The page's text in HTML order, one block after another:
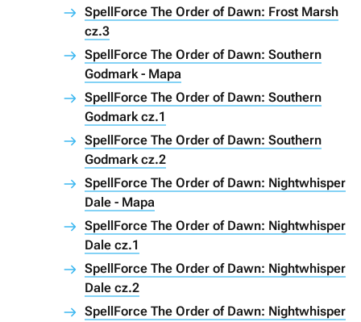
SpellForce The Order of Dawn: Frost Marsh
cz.3
SpellForce The Order of Dawn: Southern
Godmark - Mapa
SpellForce The Order of Dawn: Southern
Godmark cz.1
SpellForce The Order of Dawn: Southern
Godmark cz.2
SpellForce The Order of Dawn: Nightwhisper
Dale - Mapa
SpellForce The Order of Dawn: Nightwhisper
Dale cz.1
SpellForce The Order of Dawn: Nightwhisper
Dale cz.2
SpellForce The Order of Dawn: Nightwhisper